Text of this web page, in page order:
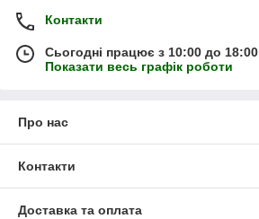
Контакти
Сьогодні працює з 10:00 до 18:00
Показати весь графік роботи
Про нас
Контакти
Доставка та оплата